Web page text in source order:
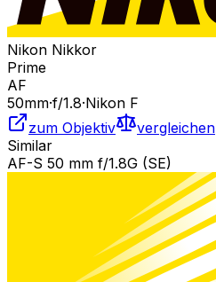
Nikon Nikkor
Prime
AF
50mm·f/1.8·Nikon F
zum Objektiv
vergleichen
Similar
AF-S 50 mm f/1.8G (SE)